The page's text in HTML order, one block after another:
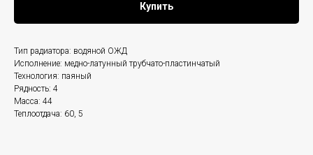
Купить
Тип радиатора: водяной ОЖД
Исполнение: медно-латунный трубчато-пластинчатый
Технология: паяный
Рядность: 4
Масса: 44
Теплоотдача: 60, 5